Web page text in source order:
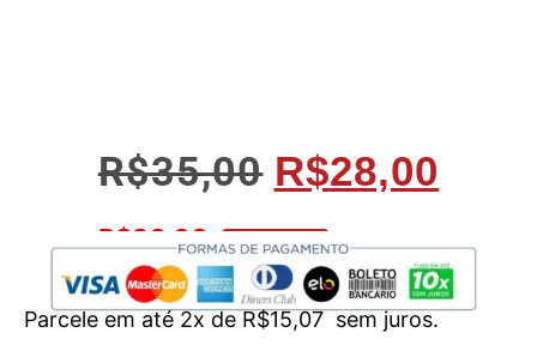
R$35,00 R$28,00
R$26,60 No Pix 5% OFF
Parcele em até 2x deR$15,07 sem juros.